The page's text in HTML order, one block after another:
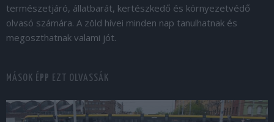
természetjáró, állatbarát, kertészkedő és környezetvédő
olvasó számára. A zöld hívei minden nap tanulhatnak és
megoszthatnak valami jót.
MÁSOK ÉPP EZT OLVASSÁK